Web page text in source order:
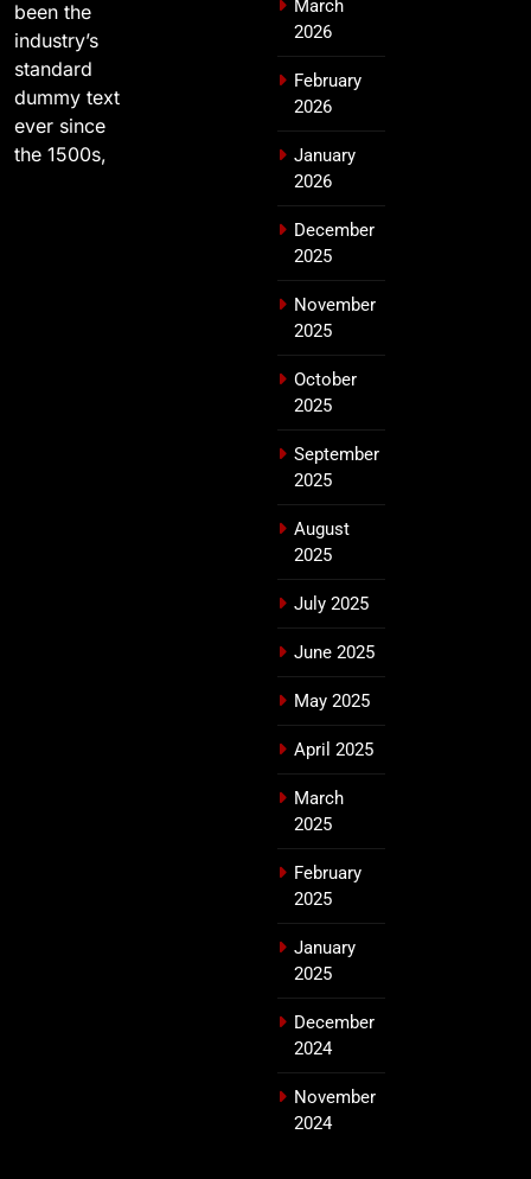
been the
industry’s
standard
dummy text
ever since
the 1500s,
March
2026
February
2026
January
2026
December
2025
November
2025
October
2025
September
2025
August
2025
July 2025
June 2025
May 2025
April 2025
March
2025
February
2025
January
2025
December
2024
November
2024